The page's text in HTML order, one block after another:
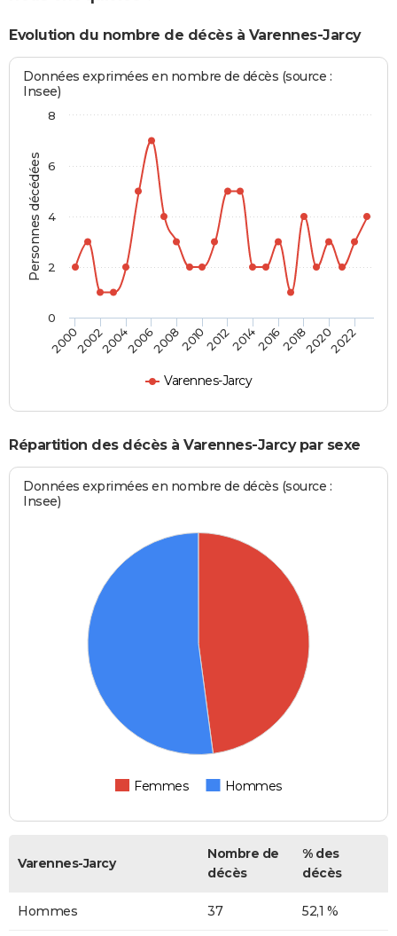
Evolution du nombre de décès à Varennes-Jarcy
Personnes décédées
Données exprimées en nombre de décès (source :
Insee)
Varennes-Jarcy
200020022004200620082010201220142016201820202022
0
2
4
6
8
Répartition des décès à Varennes-Jarcy par sexe
Données exprimées en nombre de décès (source :
Insee)
Femmes Hommes
Varennes-Jarcy
Nombre de
décès
% des
décès
Hommes 37 52,1 %